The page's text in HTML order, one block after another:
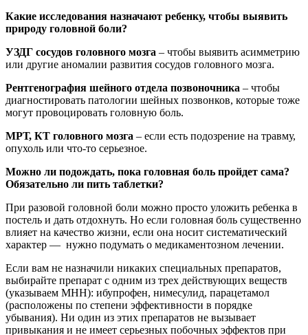
Какие исследования назначают ребенку, чтобы выявить
природу головной боли?
УЗДГ сосудов головного мозга – чтобы выявить асимметрию
или другие аномалии развития сосудов головного мозга.
Рентгенография шейного отдела позвоночника – чтобы
диагностировать патологии шейных позвонков, которые тоже
могут провоцировать головную боль.
МРТ, КТ головного мозга – если есть подозрение на травму,
опухоль или что-то серьезное.
Можно ли подождать, пока головная боль пройдет сама?
Обязательно ли пить таблетки?
При разовой головной боли можно просто уложить ребенка в
постель и дать отдохнуть. Но если головная боль существенно
влияет на качество жизни, если она носит систематический
характер — нужно подумать о медикаментозном лечении.
Если вам не назначили никаких специальных препаратов,
выбирайте препарат с одним из трех действующих веществ
(указываем МНН): ибупрофен, нимесулид, парацетамол
(расположены по степени эффективности в порядке
убывания). Ни один из этих препаратов не вызывает
привыкания и не имеет серьезных побочных эффектов при